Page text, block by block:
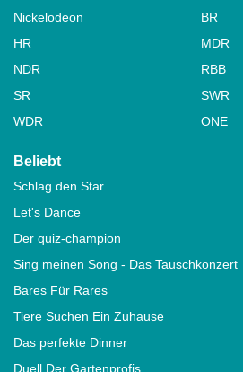
Nickelodeon
BR
HR
MDR
NDR
RBB
SR
SWR
WDR
ONE
Beliebt
Schlag den Star
Let's Dance
Der quiz-champion
Sing meinen Song - Das Tauschkonzert
Bares Für Rares
Tiere Suchen Ein Zuhause
Das perfekte Dinner
Duell Der Gartenprofis